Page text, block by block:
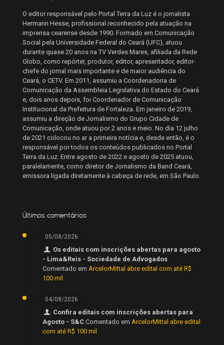
O editor responsável pelo Portal Terra da Luz é o jornalista
Hermann Hesse, profissional reconhecido pela atuação na
imprensa cearense desde 1990. Formado em Comunicação
Social pela Universidade Federal do Ceará (UFC), atuou
durante quase 20 anos na TV Verdes Mares, afiliada da Rede
Globo, como repórter, produtor, editor, apresentador, editor-
chefe do jornal mais importante e de maior audiência do
Ceará, o CETV. Em 2011, assumiu a Coordenadoria de
Comunicação da Assembleia Legislativa do Estado do Ceará
e, dois anos depois, foi Coordenador de Comunicação
Institucional da Prefeitura de Fortaleza. Em janeiro de 2019,
assumiu a direção de Jornalismo do Grupo Cidade de
Comunicação, onde atuou por 2 anos e meio. No dia 12 julho
de 2021 colocou no ar a primeira notícia e, desde então, é o
responsável por todos os conteúdos publicados no Portal
Terra da Luz. Entre agosto de 2022 e agosto de 2025 atuou,
paralelamente, como diretor de Jornalismo da Band Ceará,
emissora ligada diretamente à cabeça de rede, em São Paulo.
Últimos comentários
05/08/2026
Os editais com inscrições abertas para agosto
- Lima&Reis - Sociedade de Advogados
Comentado em ArcelorMittal abre edital com até R$
100 mil
04/08/2026
Confira editais com inscrições abertas para
Agosto - S&C Comentado em ArcelorMittal abre edital
com até R$ 100 mil